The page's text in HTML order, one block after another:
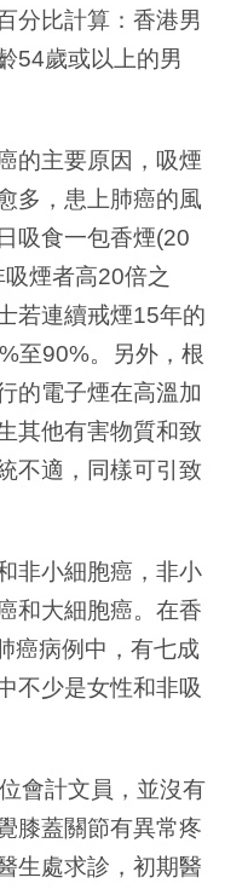
分比計算：香港男
54歲或以上的男
的主要原因，吸煙
多，患上肺癌的風
吸食一包香煙(20
煙者高20倍之
若連續戒煙15年的
至90%。另外，根
的電子煙在高溫加
其他有害物質和致
不適，同樣可引致
非小細胞癌，非小
和大細胞癌。在香
癌病例中，有七成
不少是女性和非吸
會計文員，並沒有
膝蓋關節有異常疼
生處求診，初期醫